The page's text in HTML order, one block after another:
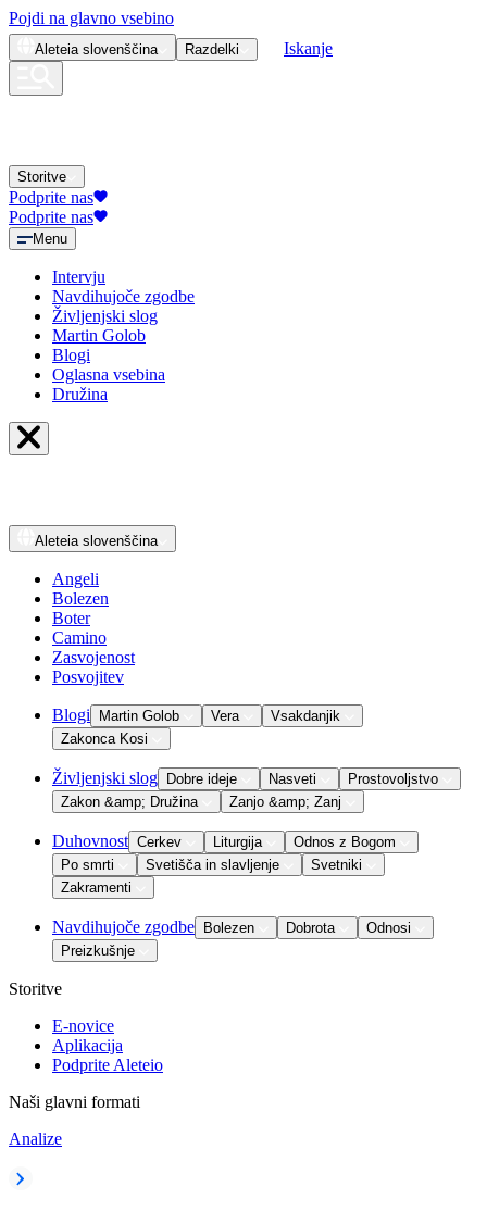
Pojdi na glavno vsebino
Aleteia slovenščina Razdelki Iskanje
Storitve
Podprite nas
Podprite nas
Menu
Intervju
Navdihujoče zgodbe
Življenjski slog
Martin Golob
Blogi
Oglasna vsebina
Družina
Aleteia slovenščina
Angeli
Bolezen
Boter
Camino
Zasvojenost
Posvojitev
Blogi Martin Golob Vera
Vsakdanjik
Zakonca Kosi
Življenjski slog Dobre ideje Nasveti
Prostovoljstvo
Zakon &amp; Družina
Zanjo &amp; Zanj
Duhovnost Cerkev Liturgija
Odnos z Bogom
Po smrti
Svetišča in slavljenje
Svetniki
Zakramenti
Navdihujoče zgodbe Bolezen Dobrota
Odnosi
Preizkušnje
Storitve
E-novice
Aplikacija
Podprite Aleteio
Naši glavni formati
Analize